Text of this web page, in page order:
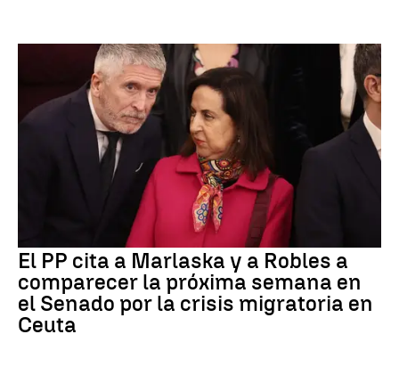
El PP cita a Marlaska y a Robles a
comparecer la próxima semana en
el Senado por la crisis migratoria en
Ceuta